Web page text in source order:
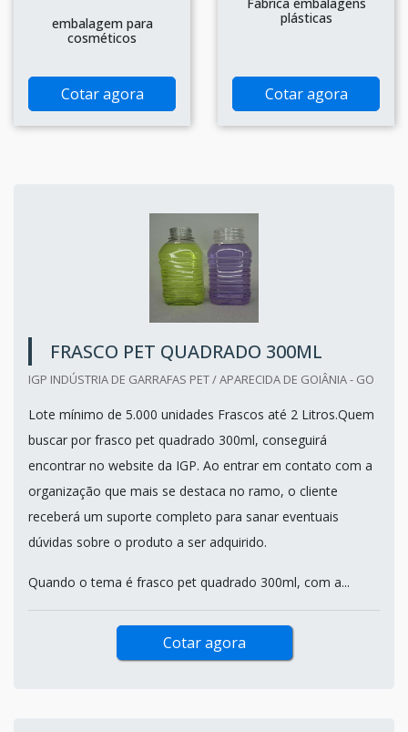
embalagem para
cosméticos
Cotar agora
plásticas
Cotar agora
FRASCO PET QUADRADO 300ML
IGP INDÚSTRIA DE GARRAFAS PET / APARECIDA DE GOIÂNIA - GO
Lote mínimo de 5.000 unidades Frascos até 2 Litros.Quem
buscar por frasco pet quadrado 300ml, conseguirá
encontrar no website da IGP. Ao entrar em contato com a
organização que mais se destaca no ramo, o cliente
receberá um suporte completo para sanar eventuais
dúvidas sobre o produto a ser adquirido.
Quando o tema é frasco pet quadrado 300ml, com a...
Cotar agora